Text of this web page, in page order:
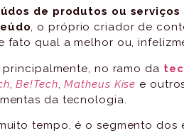
de produtos ou
, o próprio criador de
fato qual a melhor ou,
no ramo da
,Be!Tech,Matheus Kise e
da tecnologia.
tempo, é o segmento